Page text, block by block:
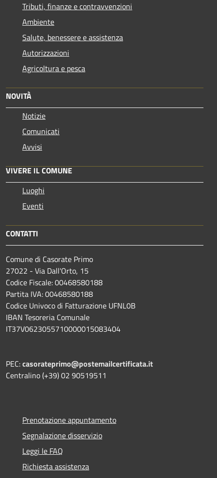
Tributi, finanze e contravvenzioni
Ambiente
Salute, benessere e assistenza
Autorizzazioni
Agricoltura e pesca
NOVITÀ
Notizie
Comunicati
Avvisi
VIVERE IL COMUNE
Luoghi
Eventi
CONTATTI
Comune di Casorate Primo
27022 - Via Dall'Orto, 15
Codice Fiscale: 00468580188
Partita IVA: 00468580188
Codice Univoco di Fatturazione UFNL0B
IBAN Tesoreria Comunale
IT37V0623055710000015083404
PEC:casorateprimo@postemailcertificata.it
Centralino (+39) 02 90519511
Prenotazione appuntamento
Segnalazione disservizio
Leggi le FAQ
Richiesta assistenza